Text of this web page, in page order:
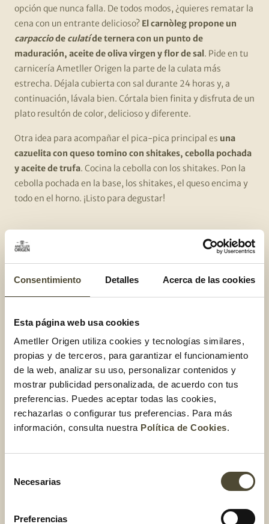
Consentimiento Detalles Acerca de las cookies
Esta página web usa cookies
Ametller Origen utiliza cookies y tecnologías similares,
propias y de terceros, para garantizar el funcionamiento
de la web, analizar su uso, personalizar contenidos y
mostrar publicidad personalizada, de acuerdo con tus
preferencias. Puedes aceptar todas las cookies,
rechazarlas o configurar tus preferencias. Para más
información, consulta nuestra Política de Cookies.
Necesarias
Preferencias
opción que nunca falla. De todos modos, ¿quieres rematar la
cena con un entrante delicioso? El carnòleg propone un
carpacciode culatíde ternera con un punto de
maduración, aceite de oliva virgen y flor de sal. Pide en tu
carnicería Ametller Origen la parte de la culata más
estrecha. Déjala cubierta con sal durante 24 horas y, a
continuación, lávala bien. Córtala bien finita y disfruta de un
plato resultón de color, delicioso y diferente.
Otra idea para acompañar el pica-pica principal es una
cazuelita con queso tomino con shitakes, cebolla pochada
y aceite de trufa. Cocina la cebolla con los shitakes. Pon la
cebolla pochada en la base, los shitakes, el queso encima y
todo en el horno. ¡Listo para degustar!
Comida de Navidad:
croquetas de carn d’olla
a todo el mundo, el carnòleg te propone
croquetas top! Desmiga la carne del caldo, añádele el caldo
del guiso, corta unos taquitos de jamón y un poco de cebolla
caramelizada y ¡ya tienes la masa para tus croquetas!
Tataki de ternera para Sant
El día de Sant Esteve los canelones son los reyes de la mesa,
y no queremos cambiar esta tradición. Por esto te
fresa. Compra en tu carnicería Ametller Origen un taco de